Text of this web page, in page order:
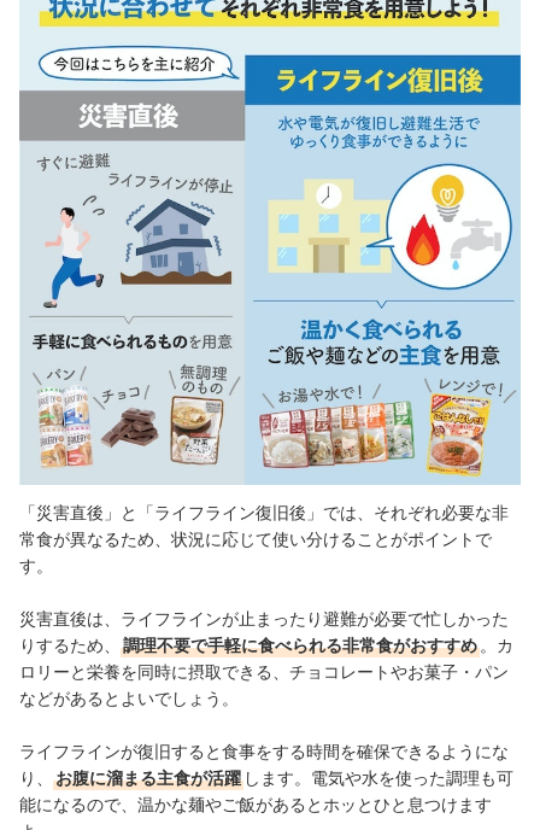
「災害直後」と「ライフライン復旧後」では、それぞれ必要な非
常食が異なるため、状況に応じて使い分けることがポイントで
す。
災害直後は、ライフラインが止まったり避難が必要で忙しかった
りするため、
調理不要で手軽に食べられる非常食がおすすめ 。カ
ロリーと栄養を同時に摂取できる、チョコレートやお菓子・パン
などがあるとよいでしょう。
ライフラインが復旧すると食事をする時間を確保できるようにな
り、
お腹に溜まる主食が活躍 します。電気や水を使った調理も可
能になるので、温かな麺やご飯があるとホッとひと息つけます